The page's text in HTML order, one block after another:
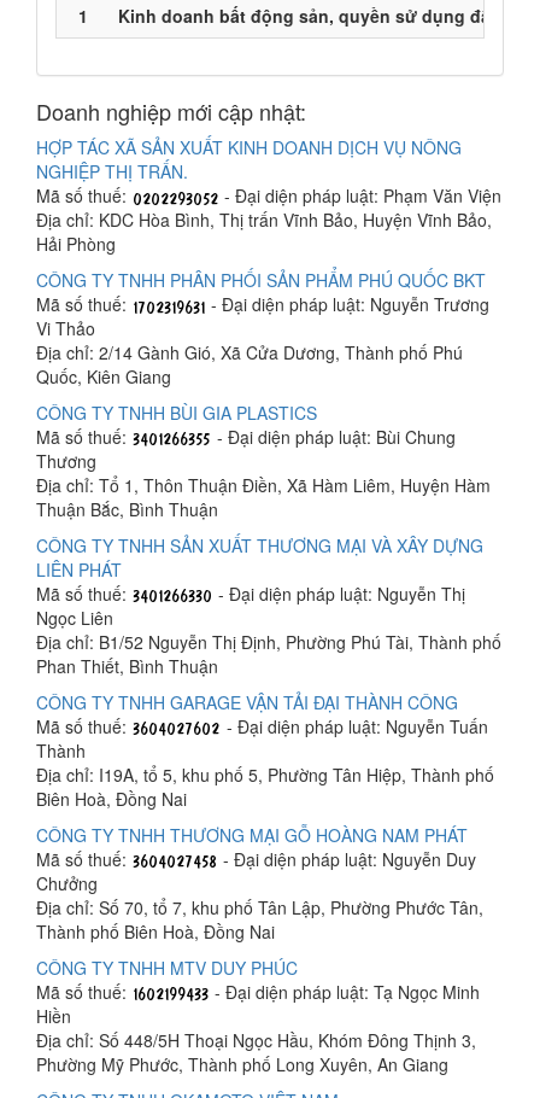
1
Kinh doanh bất động sản, quyền sử dụng đất
Doanh nghiệp mới cập nhật:
HỢP TÁC XÃ SẢN XUẤT KINH DOANH DỊCH VỤ NÔNG
NGHIỆP THỊ TRẤN.
Mã số thuế:
- Đại diện pháp luật: Phạm Văn Viện
Địa chỉ: KDC Hòa Bình, Thị trấn Vĩnh Bảo, Huyện Vĩnh Bảo,
Hải Phòng
CÔNG TY TNHH PHÂN PHỐI SẢN PHẨM PHÚ QUỐC BKT
Mã số thuế:
- Đại diện pháp luật: Nguyễn Trương
Vi Thảo
Địa chỉ: 2/14 Gành Gió, Xã Cửa Dương, Thành phố Phú
Quốc, Kiên Giang
CÔNG TY TNHH BÙI GIA PLASTICS
Mã số thuế:
- Đại diện pháp luật: Bùi Chung
Thương
Địa chỉ: Tổ 1, Thôn Thuận Điền, Xã Hàm Liêm, Huyện Hàm
Thuận Bắc, Bình Thuận
CÔNG TY TNHH SẢN XUẤT THƯƠNG MẠI VÀ XÂY DỰNG
LIÊN PHÁT
Mã số thuế:
- Đại diện pháp luật: Nguyễn Thị
Ngọc Liên
Địa chỉ: B1/52 Nguyễn Thị Định, Phường Phú Tài, Thành phố
Phan Thiết, Bình Thuận
CÔNG TY TNHH GARAGE VẬN TẢI ĐẠI THÀNH CÔNG
Mã số thuế:
- Đại diện pháp luật: Nguyễn Tuấn
Thành
Địa chỉ: I19A, tổ 5, khu phố 5, Phường Tân Hiệp, Thành phố
Biên Hoà, Đồng Nai
CÔNG TY TNHH THƯƠNG MẠI GỖ HOÀNG NAM PHÁT
Mã số thuế:
- Đại diện pháp luật: Nguyễn Duy
Chưởng
Địa chỉ: Số 70, tổ 7, khu phố Tân Lập, Phường Phước Tân,
Thành phố Biên Hoà, Đồng Nai
CÔNG TY TNHH MTV DUY PHÚC
Mã số thuế:
- Đại diện pháp luật: Tạ Ngọc Minh
Hiền
Địa chỉ: Số 448/5H Thoại Ngọc Hầu, Khóm Đông Thịnh 3,
Phường Mỹ Phước, Thành phố Long Xuyên, An Giang